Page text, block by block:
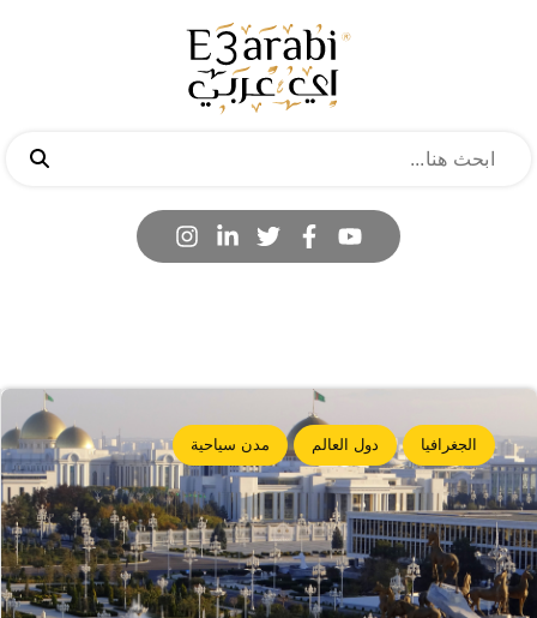
الجغرافيا دول العالم مدن سياحية